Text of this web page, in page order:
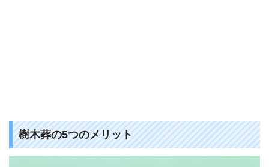
樹木葬の5つのメリット